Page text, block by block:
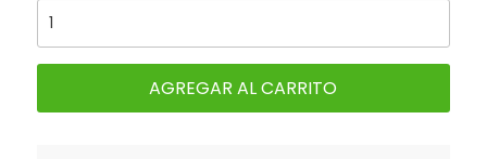
AGREGAR AL CARRITO